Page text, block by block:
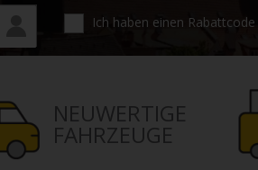
Ich haben einen
NEUWERTIGE
FAHRZEUGE